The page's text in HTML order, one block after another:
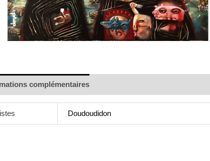
complémentaires
Doudoudidon